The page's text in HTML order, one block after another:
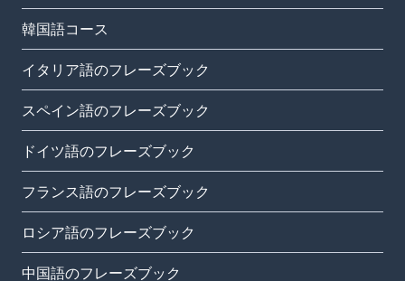
韓国語コース
イタリア語のフレーズブック
スペイン語のフレーズブック
ドイツ語のフレーズブック
フランス語のフレーズブック
ロシア語のフレーズブック
中国語のフレーズブック